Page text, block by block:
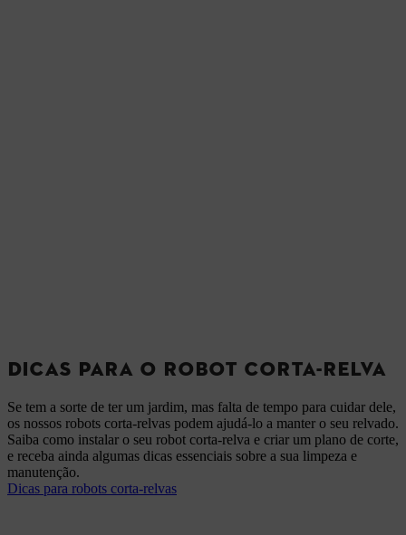
DICAS PARA O ROBOT CORTA-RELVA
Se tem a sorte de ter um jardim, mas falta de tempo para cuidar dele,
os nossos robots corta-relvas podem ajudá-lo a manter o seu relvado.
Saiba como instalar o seu robot corta-relva e criar um plano de corte,
e receba ainda algumas dicas essenciais sobre a sua limpeza e
manutenção.
Dicas para robots corta-relvas